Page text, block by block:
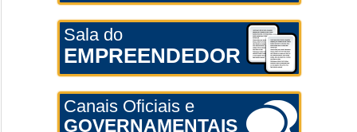
Sala do
EMPREENDEDOR
Canais Oficiais e
GOVERNAMENTAIS